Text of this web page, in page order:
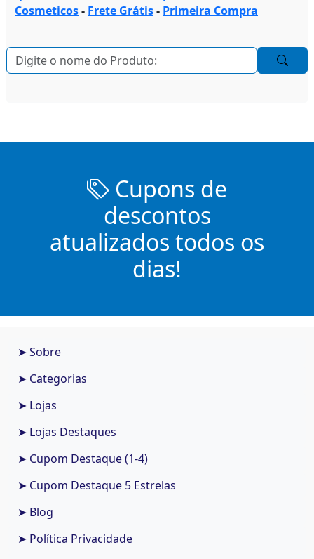
Cosmeticos- Frete Grátis- Primeira Compra
Cupons de
descontos
atualizados todos os
dias!
➤ Sobre
➤ Categorias
➤ Lojas
➤ Lojas Destaques
➤ Cupom Destaque (1-4)
➤ Cupom Destaque 5 Estrelas
➤ Blog
➤ Política Privacidade